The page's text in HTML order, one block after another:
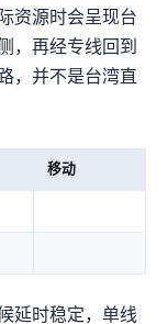
资源时会呈现台
，再经专线回到
，并不是台湾直
移动
延时稳定，单线